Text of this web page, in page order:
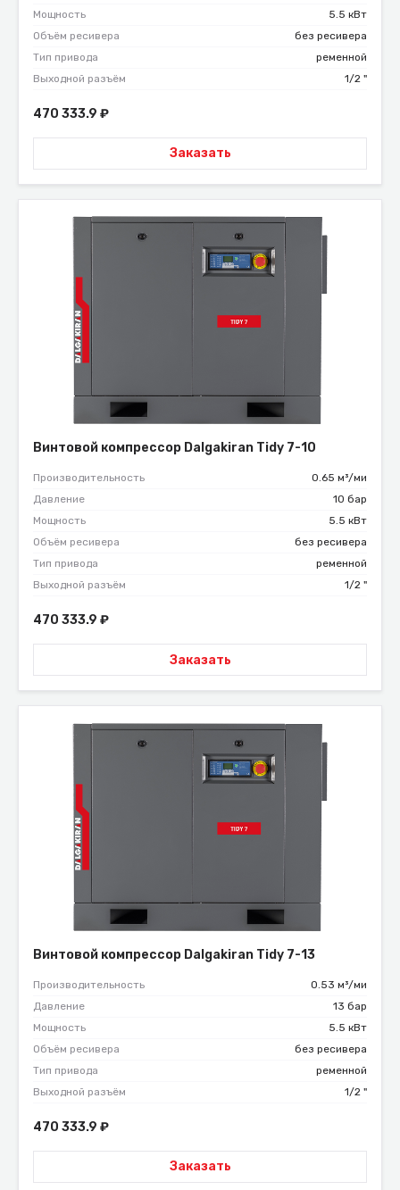
Мощность
5.5 кВт
Объём ресивера
без ресивера
Тип привода
ременной
Выходной разъём
1/2 "
470 333.9 ₽
Заказать
Винтовой компрессор Dalgakiran Tidy 7-10
Производительность
0.65 м³/ми
Давление
10 бар
Мощность
5.5 кВт
Объём ресивера
без ресивера
Тип привода
ременной
Выходной разъём
1/2 "
470 333.9 ₽
Заказать
Винтовой компрессор Dalgakiran Tidy 7-13
Производительность
0.53 м³/ми
Давление
13 бар
Мощность
5.5 кВт
Объём ресивера
без ресивера
Тип привода
ременной
Выходной разъём
1/2 "
470 333.9 ₽
Заказать